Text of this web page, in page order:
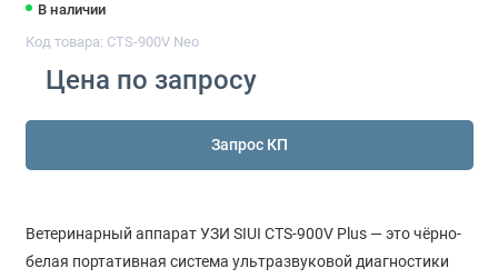
В наличии
Код товара: CTS-900V Neo
Цена по запросу
Запрос КП
Ветеринарный аппарат УЗИ SIUI CTS-900V Plus — это чёрно-
белая портативная система ультразвуковой диагностики